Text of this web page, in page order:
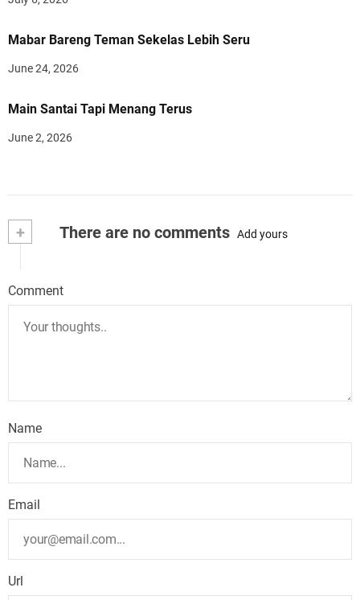
Mabar Bareng Teman Sekelas Lebih Seru
June 24, 2026
Main Santai Tapi Menang Terus
June 2, 2026
+ There are no comments Add yours
Comment
Name
Email
Url